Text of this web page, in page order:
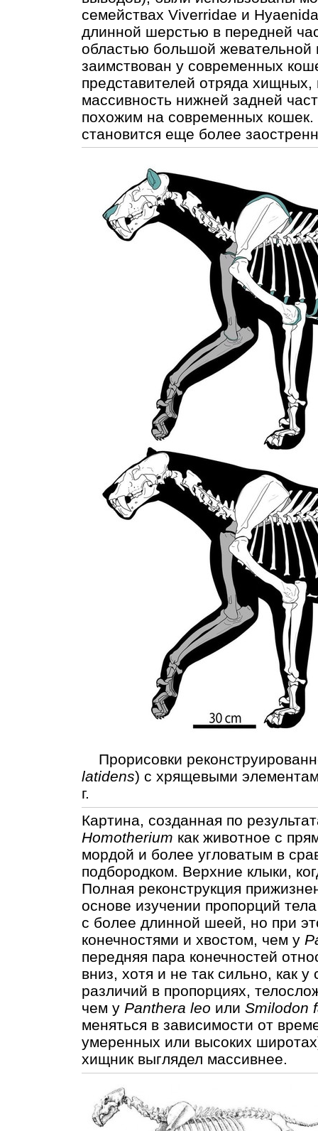
семействах Viverridae и
длинной шерстью в передней
областью большой
заимствован у современных
представителей отряда
массивность нижней задней
похожим на современных
становится еще более
Прорисовки
latidens) с хрящевыми
г.
Картина, созданная по
Homotherium как животное с
мордой и более угловатым в
подбородком. Верхние клыки,
Полная реконструкция
основе изучении пропорций
с более длинной шеей, но при
конечностями и хвостом, чем у
передняя пара конечностей
вниз, хотя и не так сильно, как
различий в пропорциях,
чем у Panthera leo или Smilodon
меняться в зависимости от
умеренных или высоких
хищник выглядел массивнее.